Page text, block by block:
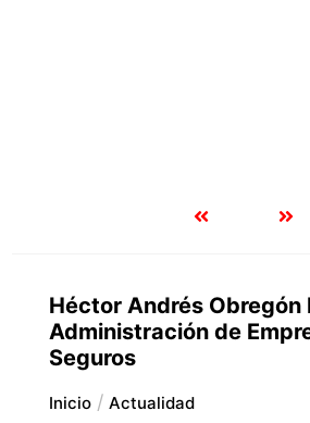
Héctor Andrés Obregón
Administración de
Seguros
Inicio Actualidad